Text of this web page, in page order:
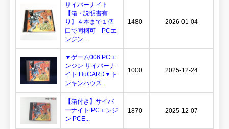
サイバーナイト
【箱・説明書有
り】４本まで１個
口で同梱可 PCエ
ンジン...
1480 2026-01-04
▼ゲーム006 PCエ
ンジン サイバーナ
イト HuCARD▼ト
ンキンハウス...
1000 2025-12-24
【箱付き】サイバ
ーナイト PCエンジ
ン PCE...
1870 2025-12-07